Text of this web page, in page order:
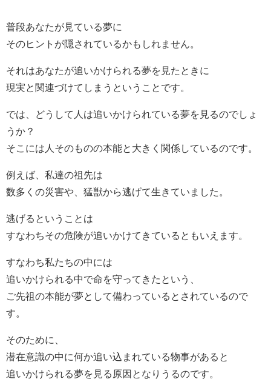
普段あなたが見ている夢に
そのヒントが隠されているかもしれません。
それはあなたが追いかけられる夢を見たときに
現実と関連づけてしまうということです。
では、どうして人は追いかけられている夢を見るのでしょ
うか？
そこには人そのものの本能と大きく関係しているのです。
例えば、私達の祖先は
数多くの災害や、猛獣から逃げて生きていました。
逃げるということは
すなわちその危険が追いかけてきているともいえます。
すなわち私たちの中には
追いかけられる中で命を守ってきたという、
ご先祖の本能が夢として備わっているとされているので
す。
そのために、
潜在意識の中に何か追い込まれている物事があると
追いかけられる夢を見る原因となりうるのです。